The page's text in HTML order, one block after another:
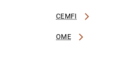
CEMFI
OME